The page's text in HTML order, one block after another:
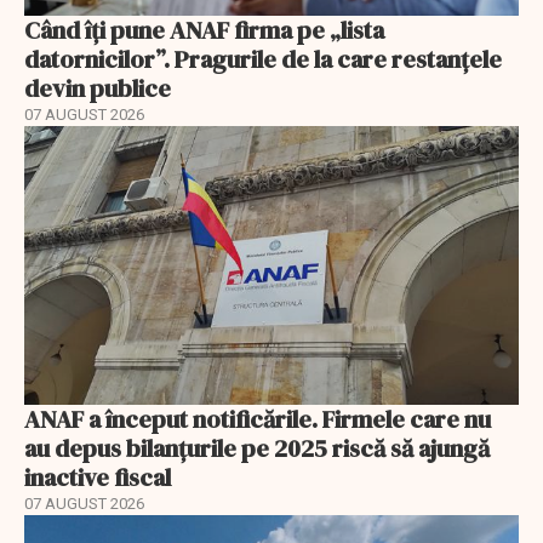
Când îți pune ANAF firma pe „lista
datornicilor”. Pragurile de la care restanțele
devin publice
07 AUGUST 2026
ANAF a început notificările. Firmele care nu
au depus bilanțurile pe 2025 riscă să ajungă
inactive fiscal
07 AUGUST 2026